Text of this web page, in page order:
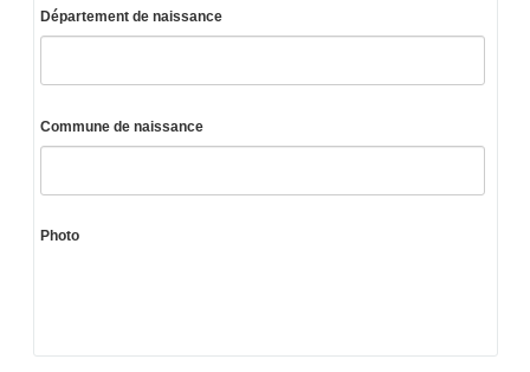
Département de naissance
Commune de naissance
Photo